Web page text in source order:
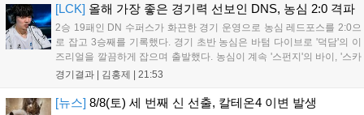
인규 감독 : 모든 경...
[LCK] 올해 가장 좋은 경기력 선보인 DNS, 농심 2:0 격파
2승 19패인 DN 수퍼스가 화끈한 경기 운영으로 농심 레드포스를 2:0으
로 잡고 3승째를 기록했다. 경기 초반 농심은 바텀 다이브로 '덕담'의 이
즈리얼을 깔끔하게 잡으며 출발했다. 농심이 계속 '스펀지'의 바이, '스카
웃'의 신드라가 맹활약하며 초반부터 잡은 주도권을 계속 잘 굴렸다.
었...
경기결과 | 김홍제 21:53
[뉴스] 8/8(토) 세 번째 신 선출, 칼테온4 이변 발생